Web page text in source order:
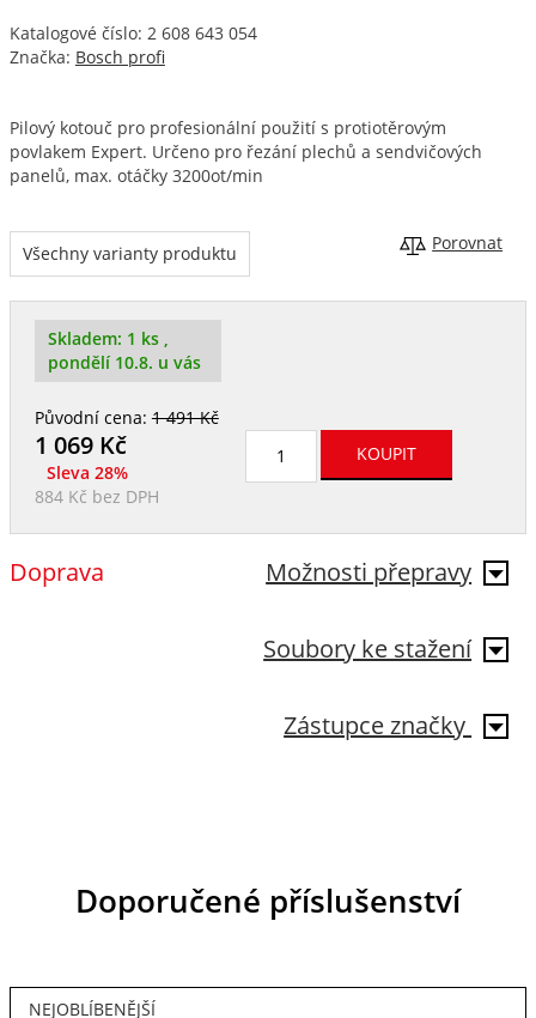
Katalogové číslo: 2 608 643 054
Značka: Bosch profi
Pilový kotouč pro profesionální použití s protiotěrovým
povlakem Expert. Určeno pro řezání plechů a sendvičových
panelů, max. otáčky 3200ot/min
Porovnat
Všechny varianty produktu
Skladem: 1 ks ,
pondělí 10.8. u vás
Původní cena:1 491 Kč
1 069Kč
Sleva 28%
884 Kč bez DPH
Možnosti přepravy
Doprava
Soubory ke stažení
Zástupce značky
Doporučené příslušenství
NEJOBLÍBENĚJŠÍ